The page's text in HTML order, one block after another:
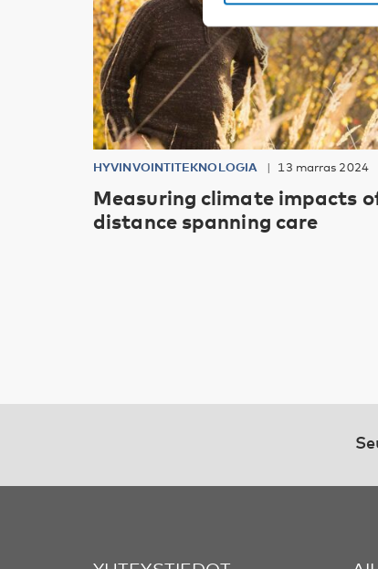
HYVINVOINTITEKNOLOGIA 13 marras 2024
Measuring climate impacts
distance spanning care